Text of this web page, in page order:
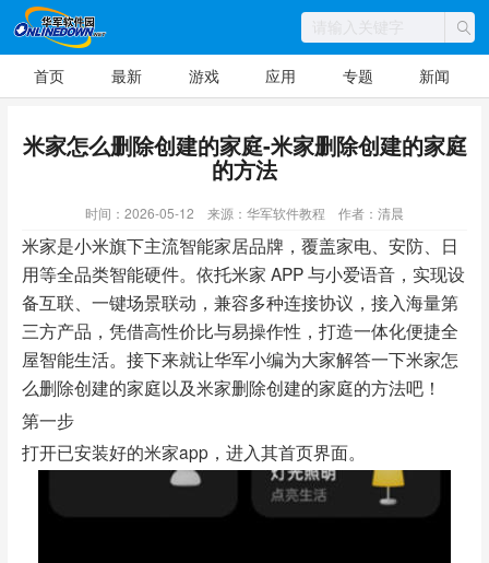
首页 最新 游戏 应用 专题 新闻
米家怎么删除创建的家庭-米家删除创建的家庭
的方法
时间：2026-05-12 来源：华军软件教程 作者：清晨
米家是小米旗下主流智能家居品牌，覆盖家电、安防、日
用等全品类智能硬件。依托米家 APP 与小爱语音，实现设
备互联、一键场景联动，兼容多种连接协议，接入海量第
三方产品，凭借高性价比与易操作性，打造一体化便捷全
屋智能生活。接下来就让华军小编为大家解答一下米家怎
么删除创建的家庭以及米家删除创建的家庭的方法吧！
第一步
打开已安装好的米家app，进入其首页界面。